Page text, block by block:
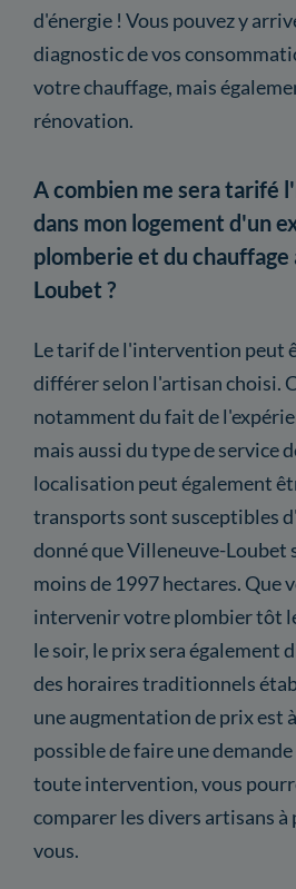
d'énergie ! Vous pouvez y
diagnostic de vos
votre chauffage, mais
rénovation.
A combien me sera tarifé
dans mon logement d'un
plomberie et du
Loubet ?
Le tarif de l'intervention peut
différer selon l'artisan choisi.
notamment du fait de
mais aussi du type de service
localisation peut également
transports sont susceptibles
donné que Villeneuve-Loubet
moins de 1997 hectares. Que
intervenir votre plombier tôt
le soir, le prix sera également
des horaires traditionnels
une augmentation de prix est
possible de faire une
toute intervention, vous
comparer les divers artisans à
vous.